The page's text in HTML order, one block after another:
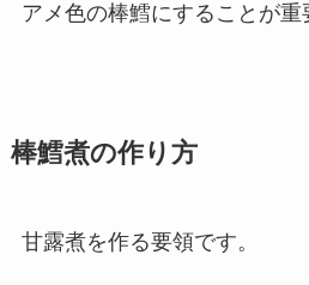
アメ色の棒鱈にすることが重
棒鱈煮の作り方
甘露煮を作る要領です。